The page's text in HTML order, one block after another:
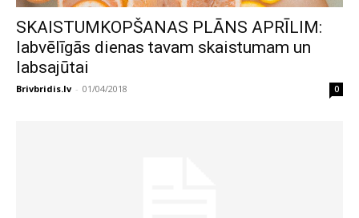
SKAISTUMKOPŠANAS PLĀNS APRĪLIM:
labvēlīgās dienas tavam skaistumam un
labsajūtai
Brivbridis.lv - 01/04/2018 0